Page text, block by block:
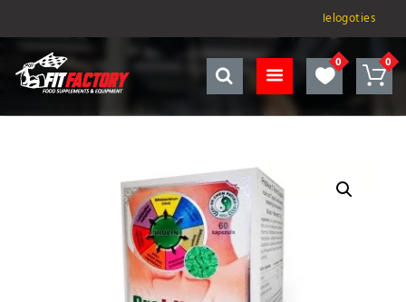
Ielogoties